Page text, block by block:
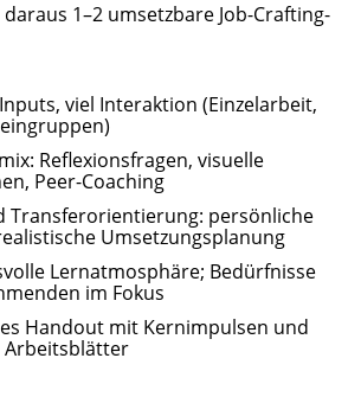
1–2 umsetzbare Job-Crafting-
viel Interaktion (Einzelarbeit,
Reflexionsfragen, visuelle
Peer-Coaching
Transferorientierung: persönliche
Umsetzungsplanung
Lernatmosphäre; Bedürfnisse
im Fokus
Handout mit Kernimpulsen und
Arbeitsblätter